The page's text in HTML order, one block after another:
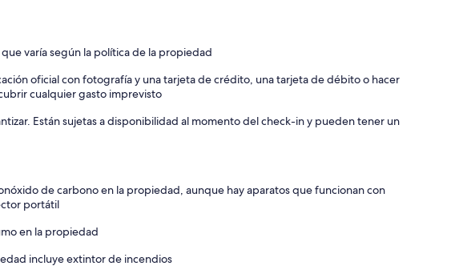
varía según la política de la propiedad
oficial con fotografía y una tarjeta de crédito, una tarjeta de débito o hacer
cualquier gasto imprevisto
Están sujetas a disponibilidad al momento del check-in y pueden tener un
de carbono en la propiedad, aunque hay aparatos que funcionan con
portátil
en la propiedad
incluye extintor de incendios